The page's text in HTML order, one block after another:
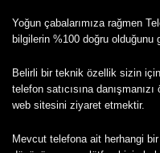
Yoğun çabalarımıza rağmen
bilgilerin %100 doğru olduğunu
Belirli bir teknik özellik sizin
telefon satıcısına
web sitesini ziyaret etmektir.
Mevcut telefona ait herhangi